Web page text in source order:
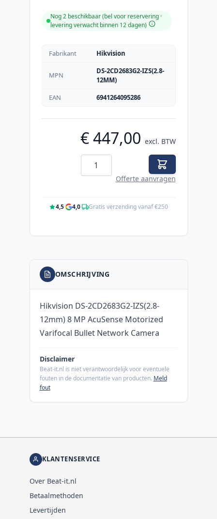
Nog 2 beschikbaar (bel voor reservering ·
levering verwacht binnen 12 dagen)
Fabrikant Hikvision
MPN
DS-2CD2683G2-IZS(2.8-
12MM)
EAN
6941264095286
€ 447,00 excl. BTW
Aantal
Offerte aanvragen
4,5· 4,0· Gratis verzending vanaf €250
OMSCHRIJVING
Hikvision DS-2CD2683G2-IZS(2.8-
12mm) 8 MP AcuSense Motorized
Varifocal Bullet Network Camera
Disclaimer
Beat-it.nl is niet verantwoordelijk voor eventuele
fouten in de documentatie van producten. Meld
fout
KLANTENSERVICE
Over Beat-it.nl
Betaalmethoden
Levertijden